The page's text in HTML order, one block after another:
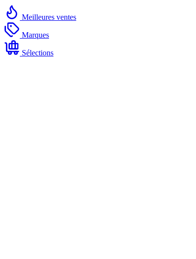
Meilleures ventes
Marques
Sélections